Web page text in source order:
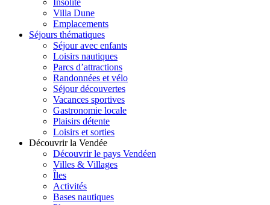
Insolite
Villa Dune
Emplacements
Séjours thématiques
Séjour avec enfants
Loisirs nautiques
Parcs d’attractions
Randonnées et vélo
Séjour découvertes
Vacances sportives
Gastronomie locale
Plaisirs détente
Loisirs et sorties
Découvrir la Vendée
Découvrir le pays Vendéen
Villes & Villages
Îles
Activités
Bases nautiques